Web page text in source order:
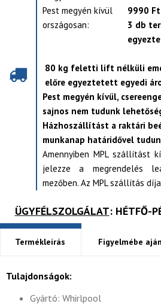
Pest megyén kívül
országosan:
9990
3 db
80 kg feletti lift nélküli
előre egyeztetett egyedi
Pest megyén kívül,
sajnos nem tudunk
Házhoszállítást a raktári
munkanap határidővel
Amennyiben MPL szállítást
jelezze a megrendelés
mezőben. Az MPL szállítás
ÜGYFÉLSZOLGÁLAT: HÉTFŐ-
Termékleírás Figyelmébe
Tulajdonságok:
Gyártó: Whirlpool